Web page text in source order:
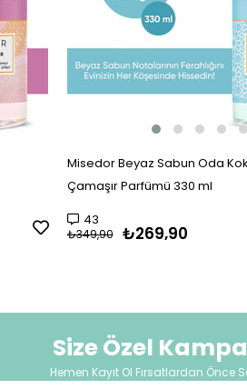
Misedor Beyaz Sabun Oda
Çamaşır Parfümü 330 ml
43
₺269,90
₺349,90
Size Özel
Hemen Kayıt Ol Fırsatlardan Önce